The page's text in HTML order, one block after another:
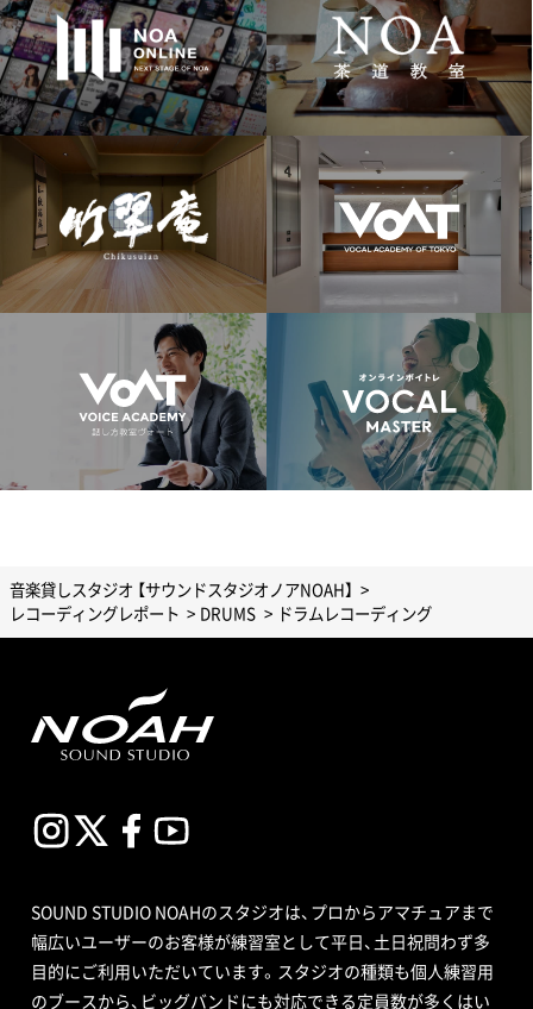
音楽貸しスタジオ 【サウンドスタジオノアNOAH】
レコーディングレポート
DRUMS ドラムレコーディング
SOUND STUDIO NOAHのスタジオは、プロからアマチュアまで
幅広いユーザーのお客様が練習室として平日、土日祝問わず多
目的にご利用いただいています。スタジオの種類も個人練習用
のブースから、ビッグバンドにも対応できる定員数が多くはい